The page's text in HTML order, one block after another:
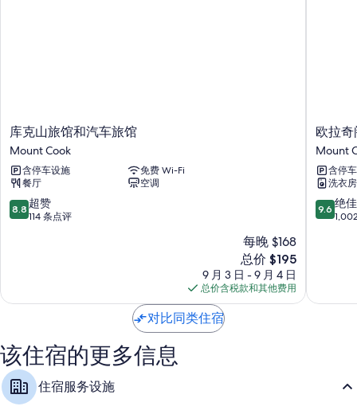
库
克
山
旅
馆
和
汽
库克山旅馆和汽车旅馆
Mount Cook
含停车设施
免费 Wi-Fi
餐厅
空调
8.8
分，
114
评
8.8 超赞
114 条点评
每晚 $168
新
价
格
$195
总价 $195
9 月 3 日 - 9 月 4 日
总价含税款和其他费用
欧
拉
奇
阁
汽
车
旅
欧拉
Mount
含停
洗衣房
9.6
分，
1,002
9.6 绝佳
对比同类住宿
该住宿的更多信息
住宿服务设施